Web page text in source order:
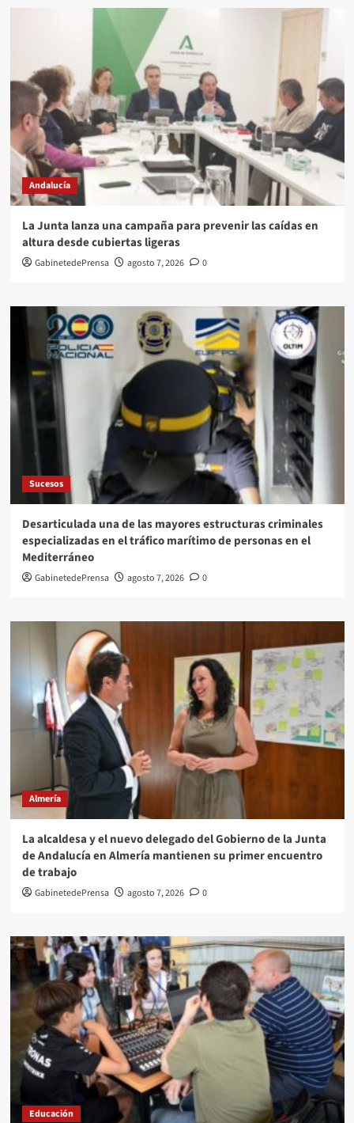
Andalucía
La Junta lanza una campaña para prevenir las caídas en
altura desde cubiertas ligeras
GabinetedePrensa agosto 7, 2026 0
Sucesos
Desarticulada una de las mayores estructuras criminales
especializadas en el tráfico marítimo de personas en el
Mediterráneo
GabinetedePrensa agosto 7, 2026 0
Almería
La alcaldesa y el nuevo delegado del Gobierno de la Junta
de Andalucía en Almería mantienen su primer encuentro
de trabajo
GabinetedePrensa agosto 7, 2026 0
Educación